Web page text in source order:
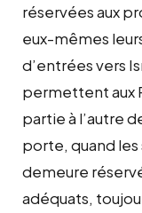
réservées aux
eux-mêmes
d’entrées vers
permettent aux
partie à l’autre
porte, quand
demeure
adéquats,